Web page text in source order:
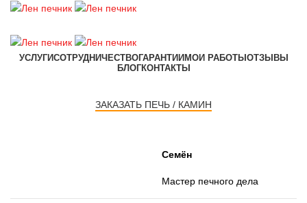
УСЛУГИСОТРУДНИЧЕСТВОГАРАНТИИ МОИ РАБОТЫ ОТЗЫВЫ
БЛОГКОНТАКТЫ
ЗАКАЗАТЬ ПЕЧЬ / КАМИН
Семён
Мастер печного дела